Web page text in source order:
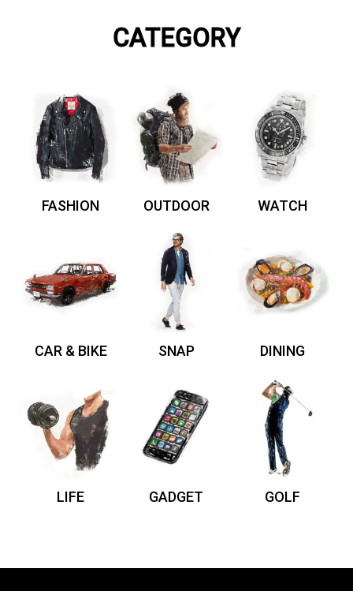
CATEGORY
FASHION OUTDOOR WATCH
CAR & BIKE SNAP DINING
LIFE GADGET GOLF